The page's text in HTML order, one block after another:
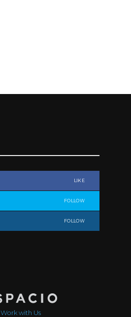
LIKE
FOLLOW
FOLLOW
Work with Us